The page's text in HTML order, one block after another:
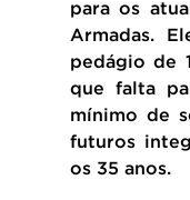
para os
Armadas.
pedágio de
que falta
mínimo de
futuros
os 35 anos.